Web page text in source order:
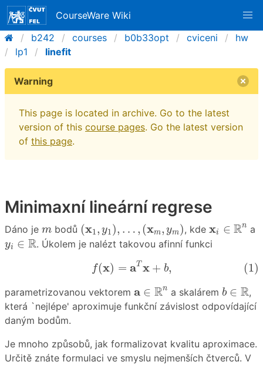
CourseWare Wiki
b242
courses b0b33opt cviceni
hw
lp1
linefit
Warning
This page is located in archive. Go to the latest
version of this course pages. Go the latest version
of this page.
Minimaxní lineární regrese
Dáno je m
m bodů (x1, y1), … , (xm, ym)
( ) m , kdexi ∈ Rn
x ∈Rn a
yi ∈ R
y ∈ R . Úkolem je nalézt takovou afinní funkci
f(x) = aT x + b, (1)
(1) ( aT b
parametrizovanou vektorem a ∈ Rn
a ∈ Rn a skalárem b ∈ R
b ∈ R ,
která `nejlépe' aproximuje funkční závislost odpovídající
daným bodům.
Je mnoho způsobů, jak formalizovat kvalitu aproximace.
Určitě znáte formulaci ve smyslu nejmenších čtverců. V